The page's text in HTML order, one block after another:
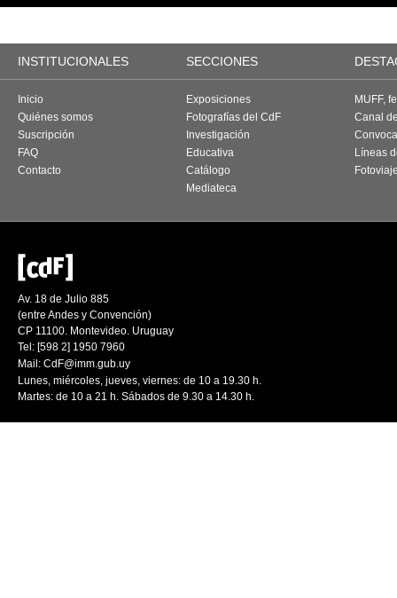
INSTITUCIONALES SECCIONES
Inicio
Quiénes somos
Suscripción
FAQ
Contacto
Exposiciones
Fotografías del CdF
Investigación
Educativa
Catálogo
Mediateca
MUFF,
Canal
Líneas
Av. 18 de Julio 885
(entre Andes y Convención)
CP 11100. Montevideo. Uruguay
Tel: [598 2] 1950 7960
Mail: CdF@imm.gub.uy
Lunes, miércoles, jueves, viernes: de 10 a 19.30 h.
Martes: de 10 a 21 h. Sábados de 9.30 a 14.30 h.